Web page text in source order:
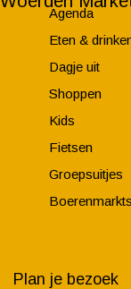
r
e
Agenda
Eten &
Dagje uit
Shoppen
Kids
Fietsen
Groepsuitjes
Plan je bezoek